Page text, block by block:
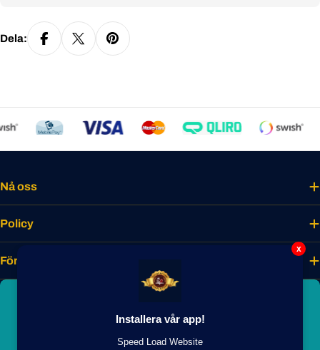
Dela:
Nå oss
Policy
Företaget
Lås upp unika förmåner, förtur till nyheter
och exklusiva medlemsrabatter.
x
Installera vår app!
Speed Load Website